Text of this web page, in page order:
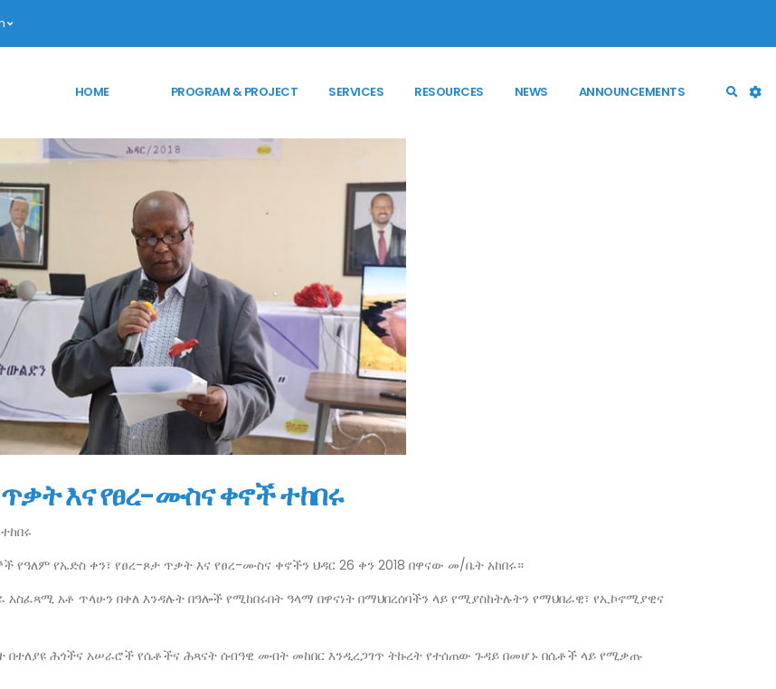
HOME PROGRAM & PROJECT SERVICES RESOURCES NEWS ANNOUNCEMENTS
እና የፀረ-ሙስና ቀኖች ተከበሩ
የኤድስ ቀን፣ የፀረ-ጾታ ጥቃት እና የፀረ-ሙስና ቀኖችን ህዳር 26 ቀን 2018 በዋናው መ/ቤት አከበሩ።
አስፈጻሚ አቶ ጥላሁን በቀለ እንዳሉት በዓሎች የሚከበሩበት ዓላማ በዋናነት በማህበረሰባችን ላይ የሚያስከትሉትን የማህበራዊ፣ የኢኮኖሚያዊና
ሕጎችና አሠራሮች የሴቶችና ሕጻናት ሰብዓዊ መብት መከበር እንዲረጋገጥ ትኩረት የተሰጠው ጉዳይ በመሆኑ በሴቶች ላይ የሚቃጡ